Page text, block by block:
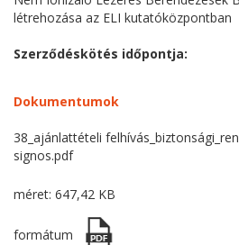
létrehozása az ELI kutatóközpontban
Szerződéskötés időpontja:
Dokumentumok
38_ajánlattételi
signos.pdf
méret: 647,42 KB
formátum